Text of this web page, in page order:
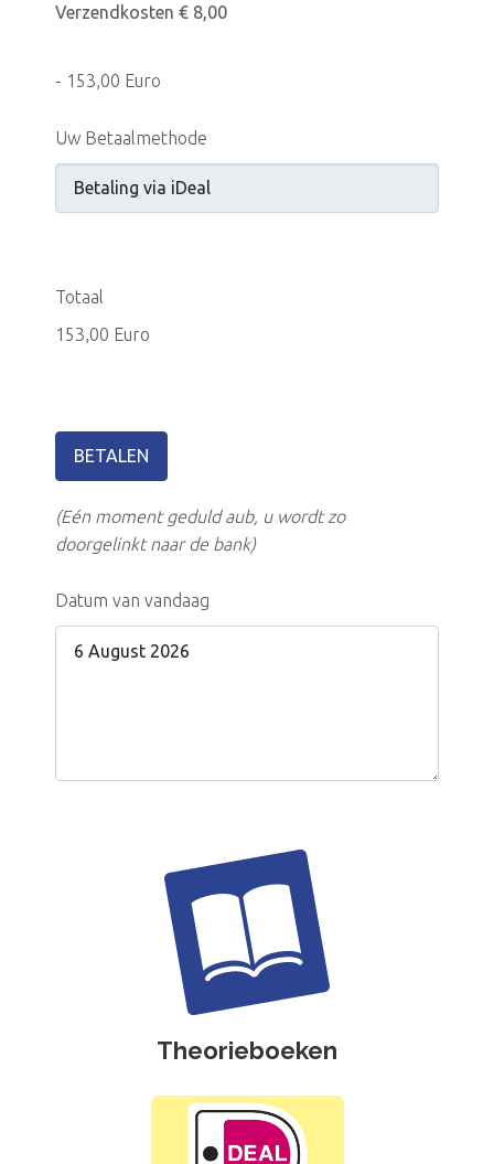
Theorieboeken
Verzendkosten € 8,00
- 153,00 Euro
Uw Betaalmethode
Totaal
153,00 Euro
BETALEN
(Eén moment geduld aub, u wordt zo
doorgelinkt naar de bank)
Datum van vandaag